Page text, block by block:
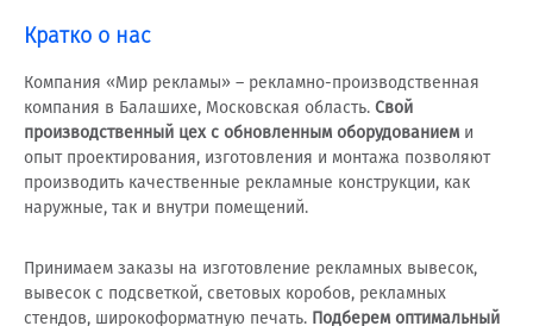
Кратко о нас
Компания «Мир рекламы» – рекламно-производственная
компания в Балашихе, Московская область. Свой
производственный цех с обновленным оборудованием и
опыт проектирования, изготовления и монтажа позволяют
производить качественные рекламные конструкции, как
наружные, так и внутри помещений.
Принимаем заказы на изготовление рекламных вывесок,
вывесок с подсветкой, световых коробов, рекламных
стендов, широкоформатную печать. Подберем оптимальный